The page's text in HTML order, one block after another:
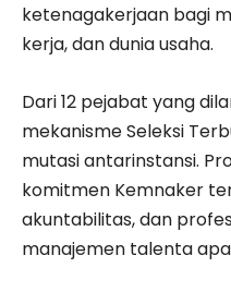
ketenagakerjaan bagi
kerja, dan dunia usaha.
Dari 12 pejabat yang
mekanisme Seleksi
mutasi antarinstansi.
komitmen Kemnaker
akuntabilitas, dan
manajemen talenta